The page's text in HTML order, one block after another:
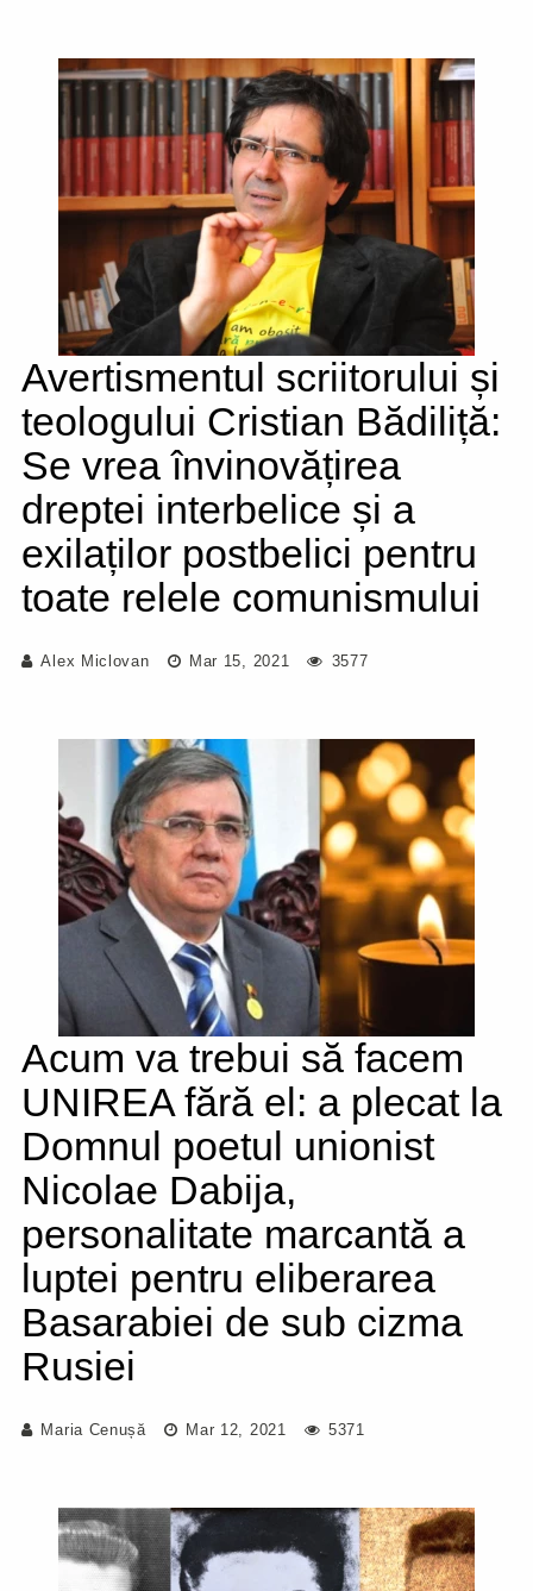
Avertismentul scriitorului și
teologului Cristian Bădiliță:
Se vrea învinovățirea
dreptei interbelice și a
exilaților postbelici pentru
toate relele comunismului
Alex Miclovan Mar 15, 2021 3577
Acum va trebui să facem
UNIREA fără el: a plecat la
Domnul poetul unionist
Nicolae Dabija,
personalitate marcantă a
luptei pentru eliberarea
Basarabiei de sub cizma
Rusiei
Maria Cenușă Mar 12, 2021 5371